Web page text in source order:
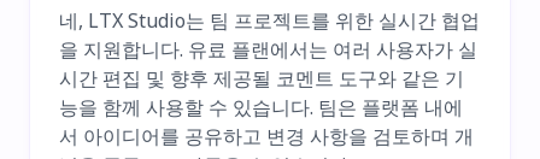
네, LTX Studio는 팀 프로젝트를 위한 실시간 협업
을 지원합니다. 유료 플랜에서는 여러 사용자가 실
시간 편집 및 향후 제공될 코멘트 도구와 같은 기
능을 함께 사용할 수 있습니다. 팀은 플랫폼 내에
서 아이디어를 공유하고 변경 사항을 검토하며 개